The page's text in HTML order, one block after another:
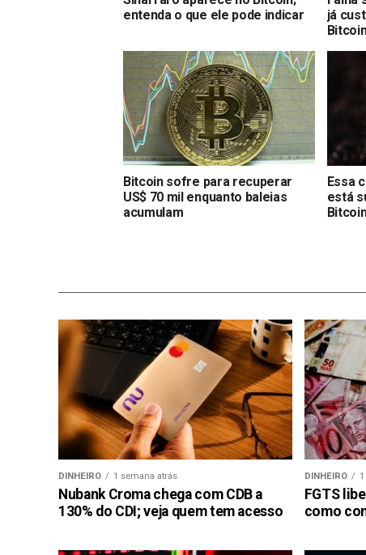
entenda o que ele pode indicar
já
Bitcoin sofre para recuperar
US$ 70 mil enquanto baleias
acumulam
Essa
está
DINHEIRO 1 semana atrás
Nubank Croma chega com CDB a
130% do CDI; veja quem tem acesso
DINHEIRO
FGTS
como